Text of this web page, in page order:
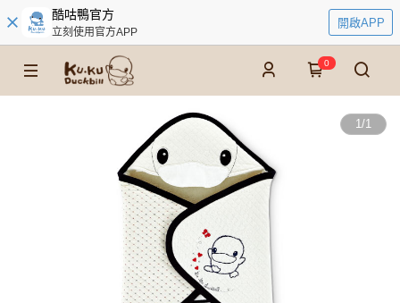
酷咕鴨官方
立刻使用官方APP
開啟APP
0
1/1